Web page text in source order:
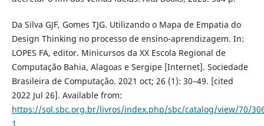
Da Silva GJF, Gomes TJG. Utilizando o Mapa de Empatia do
Design Thinking no processo de ensino-aprendizagem. In:
LOPES FA, editor. Minicursos da XX Escola Regional de
Computação Bahia, Alagoas e Sergipe [Internet]. Sociedade
Brasileira de Computação. 2021 oct; 26 (1): 30–49. [cited
2022 Jul 26]. Available from:
https://sol.sbc.org.br/livros/index.php/sbc/catalog/view/70/
1